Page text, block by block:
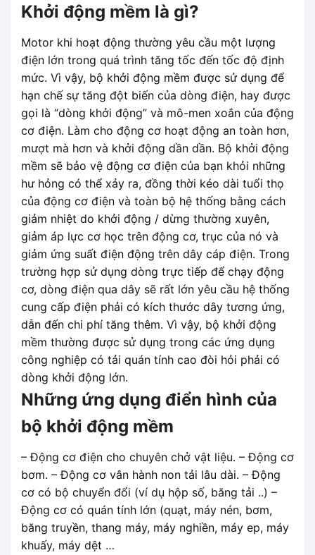
Khởi động mềm là gì?
Motor khi hoạt động thường yêu cầu một lượng
điện lớn trong quá trình tăng tốc đến tốc độ định
mức. Vì vậy, bộ khởi động mềm được sử dụng để
hạn chế sự tăng đột biến của dòng điện, hay được
gọi là “dòng khởi động” và mô-men xoắn của động
cơ điện. Làm cho động cơ hoạt động an toàn hơn,
mượt mà hơn và khởi động dần dần. Bộ khởi động
mềm sẽ bảo vệ động cơ điện của bạn khỏi những
hư hỏng có thể xảy ra, đồng thời kéo dài tuổi thọ
của động cơ điện và toàn bộ hệ thống bằng cách
giảm nhiệt do khởi động / dừng thường xuyên,
giảm áp lực cơ học trên động cơ, trục của nó và
giảm ứng suất điện động trên dây cáp điện. Trong
trường hợp sử dụng dòng trực tiếp để chạy động
cơ, dòng điện qua dây sẽ rất lớn yêu cầu hệ thống
cung cấp điện phải có kích thước dây tương ứng,
dẫn đến chi phí tăng thêm. Vì vậy, bộ khởi động
mềm thường được sử dụng trong các ứng dụng
công nghiệp có tải quán tính cao đòi hỏi phải có
dòng khởi động lớn.
Những ứng dụng điển hình của
bộ khởi động mềm
– Động cơ điện cho chuyên chở vật liệu. – Động cơ
bơm. – Động cơ vân hành non tải lâu dài. – Động
cơ có bộ chuyển đổi (ví dụ hộp số, băng tải ..) –
Động cơ có quán tính lớn (quạt, máy nén, bơm,
băng truyền, thang máy, máy nghiền, máy ep, máy
khuấy, máy dệt …